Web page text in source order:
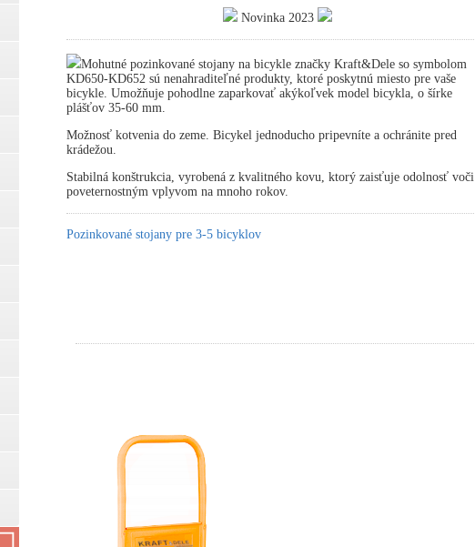
Novinka 2023
Mohutné pozinkované stojany na bicykle značky Kraft&Dele so symbolom
KD650-KD652 sú nenahraditeľné produkty, ktoré poskytnú miesto pre vaše
bicykle. Umožňuje pohodlne zaparkovať akýkoľvek model bicykla, o šírke
plášťov 35-60 mm.
Možnosť kotvenia do zeme. Bicykel jednoducho pripevníte a ochránite pred
krádežou.
Stabilná konštrukcia, vyrobená z kvalitného kovu, ktorý zaisťuje odolnosť voči
poveternostným vplyvom na mnoho rokov.
Pozinkované stojany pre 3-5 bicyklov